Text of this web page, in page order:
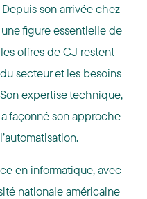
son arrivée chez
figure essentielle de
offres de CJ restent
secteur et les besoins
expertise technique,
façonné son approche
en informatique, avec
nationale américaine